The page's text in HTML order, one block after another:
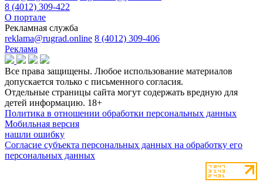
8 (4012) 309-422
О портале
Рекламная служба
reklama@rugrad.online 8 (4012) 309-406
Реклама
Все права защищены. Любое использование материалов
допускается только с письменного согласия.
Отдельные страницы сайта могут содержать вредную для
детей информацию. 18+
Политика в отношении обработки персональных данных
Мобильная версия
нашли ошибку
Согласие субъекта персональных данных на обработку его
персональных данных